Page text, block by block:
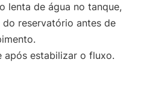
lenta de água no tanque,
reservatório antes de
após estabilizar o fluxo.